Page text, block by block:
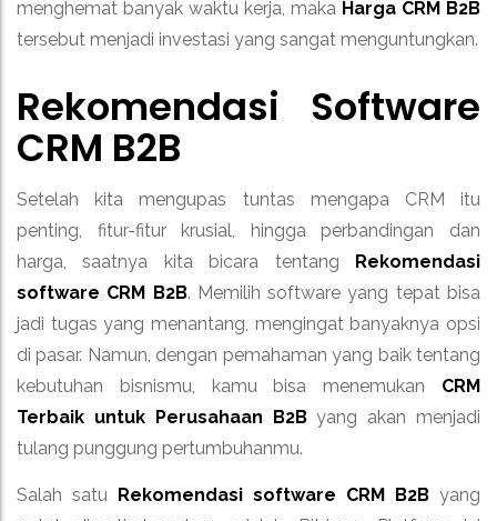
menghemat banyak waktu kerja, maka Harga CRM B2B
tersebut menjadi investasi yang sangat menguntungkan.
Rekomendasi Software
CRM B2B
Setelah kita mengupas tuntas mengapa CRM itu
penting, fitur-fitur krusial, hingga perbandingan dan
harga, saatnya kita bicara tentang Rekomendasi
software CRM B2B. Memilih software yang tepat bisa
jadi tugas yang menantang, mengingat banyaknya opsi
di pasar. Namun, dengan pemahaman yang baik tentang
kebutuhan bisnismu, kamu bisa menemukan CRM
Terbaik untuk Perusahaan B2Byang akan menjadi
tulang punggung pertumbuhanmu.
Salah satu Rekomendasi software CRM B2B yang